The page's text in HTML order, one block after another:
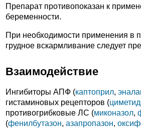
Препарат противопоказан к
беременности.
При необходимости применения в
грудное вскармливание следует
Взаимодействие
Ингибиторы АПФ (каптоприл,
гистаминовых рецепторов (
противогрибковые ЛС (миконазол,
(фенилбутазон, азапропазон,